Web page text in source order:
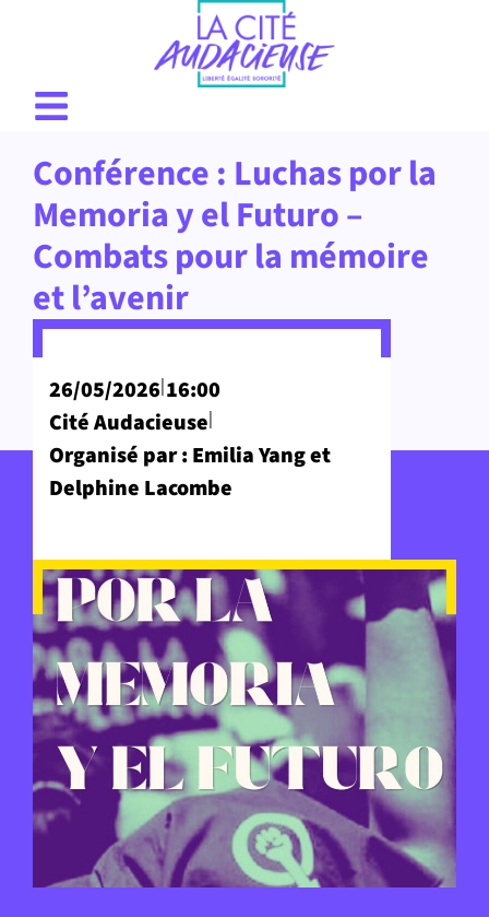
Conférence : Luchas por la
Memoria y el Futuro –
Combats pour la mémoire
et l’avenir
26/05/2026|16:00
Cité Audacieuse|
Organisé par : Emilia Yang et
Delphine Lacombe